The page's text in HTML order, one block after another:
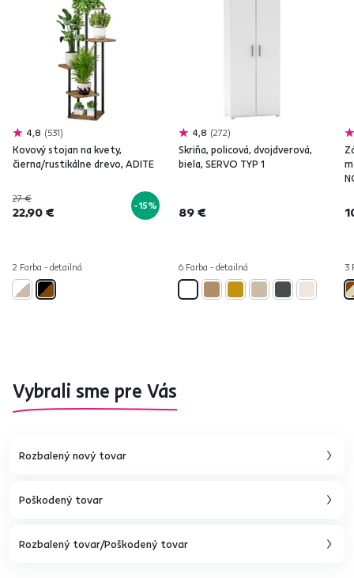
4,8 531
Kovový stojan na kvety,
čierna/rustikálne drevo, ADITE
27 €
22,90 € -15%
2 Farba - detailná
4,8 272
Skriňa, policová, dvojdverová,
biela, SERVO TYP 1
89 €
6 Farba - detailná 3
Vybrali sme pre Vás
Rozbalený nový tovar
Poškodený tovar
Rozbalený tovar/Poškodený tovar